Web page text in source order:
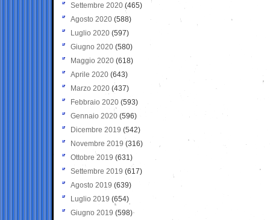
Settembre 2020(465)
Agosto 2020 (588)
Luglio 2020 (597)
Giugno 2020 (580)
Maggio 2020 (618)
Aprile 2020 (643)
Marzo 2020 (437)
Febbraio 2020 (593)
Gennaio 2020 (596)
Dicembre 2019 (542)
Novembre 2019 (316)
Ottobre 2019 (631)
Settembre 2019 (617)
Agosto 2019 (639)
Luglio 2019 (654)
Giugno 2019 (598)